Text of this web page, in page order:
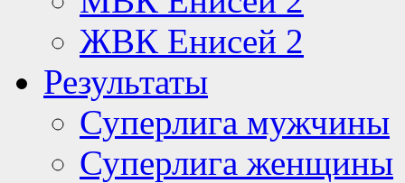
ЖВК Енисей 2
Результаты
Суперлига мужчины
Суперлига женщины